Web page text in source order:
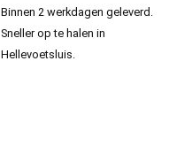
Binnen 2 werkdagen geleverd.
Sneller op te halen in
Hellevoetsluis.